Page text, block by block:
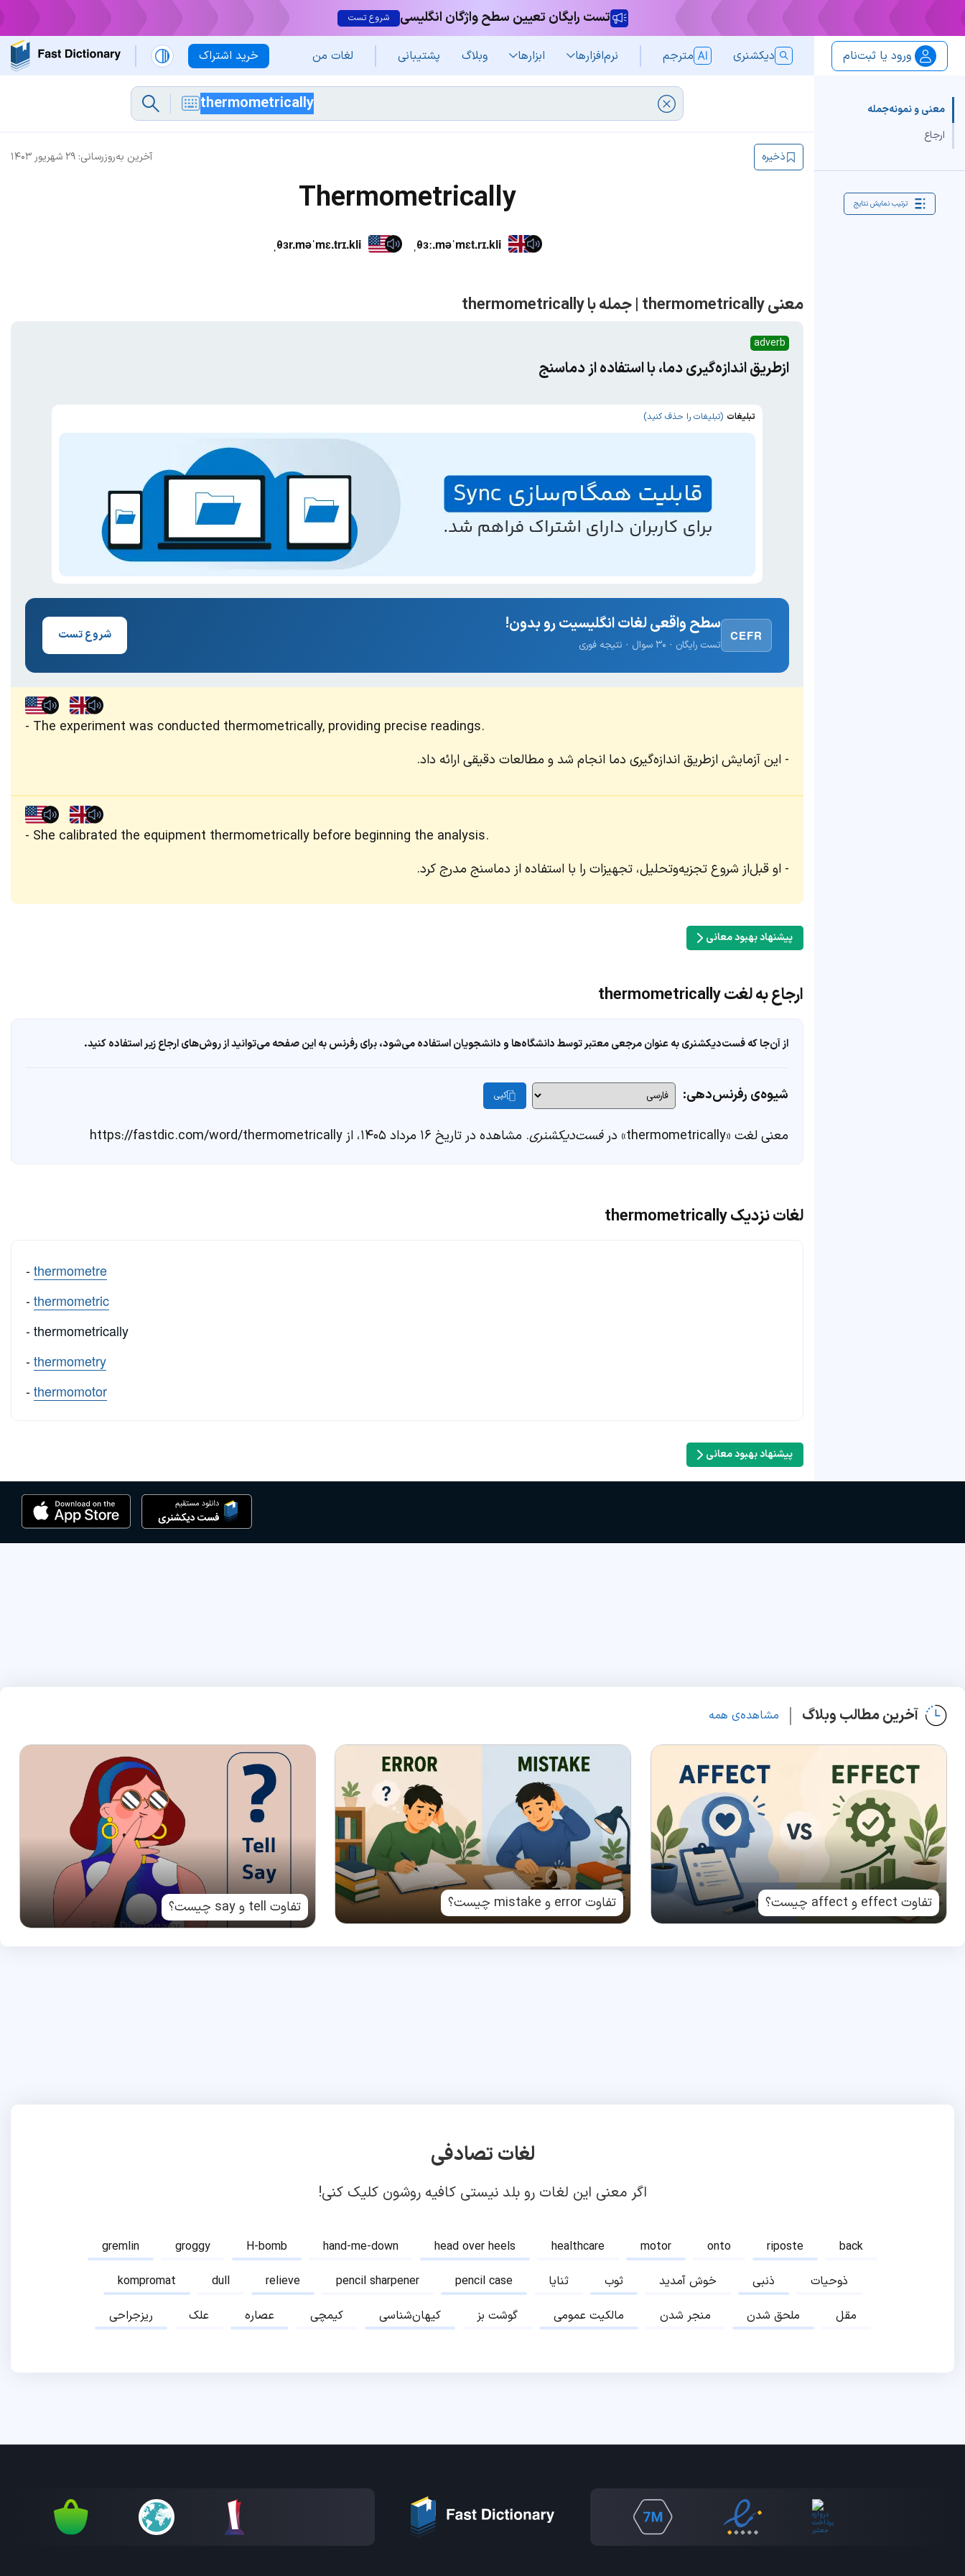
تست رایگان تعیین سطح واژگان انگلیسی شروع تست
خرید اشتراک ورود یا ثبت‌نام دیکشنری مترجم نرم‌افزار‌ها ابزارها وبلاگ پشتیبانی لغات من
معنی و نمونه‌جمله
ارجاع
ترتیب نمایش نتایج
آخرین به‌روزرسانی: ۲۹ شهریور ۱۴۰۳ ذخیره
Thermometrically
ˌθɜr.məˈmɛ.trɪ.kli ˌθɜː.məˈmɛt.rɪ.kli
معنی thermometrically | جمله با thermometrically
adverb
ازطریق اندازه‌گیری دما، با استفاده از دماسنج
تبلیغات (تبلیغات را حذف کنید)
CEFR
سطح واقعی لغات انگلیسیت رو بدون!
تست رایگان · ۳۰ سوال · نتیجه فوری
شروع تست
The experiment was conducted thermometrically, providing precise readings.
این آزمایش ازطریق اندازه‌گیری دما انجام شد و مطالعات دقیقی ارائه داد.
She calibrated the equipment thermometrically before beginning the analysis.
او قبل‌از شروع تجزیه‌وتحلیل، تجهیزات را با استفاده از دماسنج مدرج کرد.
پیشنهاد بهبود معانی
ارجاع به لغت thermometrically
از آن‌جا که فست‌دیکشنری به عنوان مرجعی معتبر توسط دانشگاه‌ها و دانشجویان استفاده می‌شود، برای رفرنس به این صفحه می‌توانید از روش‌های ارجاع زیر استفاده کنید.
شیوه‌ی رفرنس‌دهی: کپی
معنی لغت «thermometrically» در فست‌دیکشنری. مشاهده در تاریخ ۱۶ مرداد ۱۴۰۵، از https://fastdic.com/word/thermometrically
لغات نزدیک thermometrically
-thermometre
-thermometric
- thermometrically
-thermometry
-thermomotor
پیشنهاد بهبود معانی
آخرین مطالب وبلاگ مشاهده‌ی همه
تفاوت effect و affect چیست؟ تفاوت error و mistake چیست؟ تفاوت tell و say چیست؟
لغات تصادفی
اگر معنی این لغات رو بلد نیستی کافیه روشون کلیک کنی!
gremlin groggy H-bomb hand-me-down head over heels healthcare motor onto riposte
back
kompromat
dull relieve pencil sharpener pencil case ثنایا ثوب خوش آمدید ذنبی
ذوحیات
ریزجراحی
علک عصاره کیمچی کیهان‌شناسی گوشت بز مالکیت عمومی منجر شدن ملحق شدن مقل